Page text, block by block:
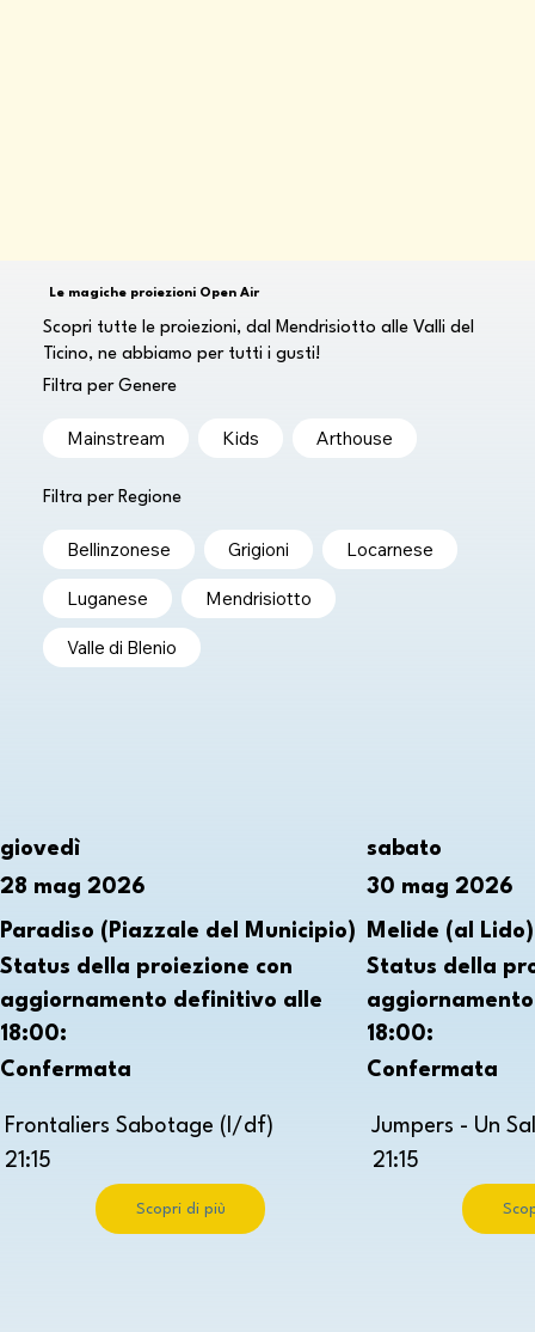
Le magiche proiezioni Open Air
Scopri tutte le proiezioni, dal Mendrisiotto alle Valli del
Ticino, ne abbiamo per tutti i gusti!
Filtra per Genere
Mainstream Kids Arthouse
Filtra per Regione
Bellinzonese Grigioni Locarnese
Luganese Mendrisiotto
Valle di Blenio
giovedì
28 mag 2026
Paradiso (Piazzale del Municipio)
Status della proiezione con
aggiornamento definitivo alle
18:00:
Confermata
Frontaliers Sabotage (I/df)
21:15
Scopri di più
sabato
30 mag 2026
Melide (al Lido)
Status della
18:00:
Confermata
Jumpers - Un
21:15